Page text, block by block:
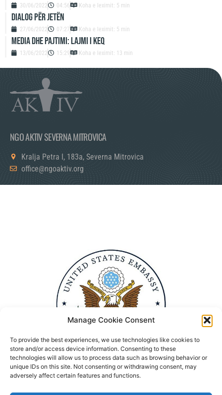
Manage Cookie Consent
To provide the best experiences, we use technologies like cookies to
store and/or access device information. Consenting to these
technologies will allow us to process data such as browsing behavior or
unique IDs on this site. Not consenting or withdrawing consent, may
adversely affect certain features and functions.
30/06/2022 04:56 Koha e leximit: 5 min
DIALOG PËR JETËN
27/06/2022 07:27 Koha e leximit: 5 min
MEDIA DHE PAJTIMI: LAJMI I KEQ
13/06/2022 15:29 Koha e leximit: 13 min
NGO AKTIV SEVERNA MITROVICA
Kralja Petra I, 183a, Severna Mitrovica
office@ngoaktiv.org